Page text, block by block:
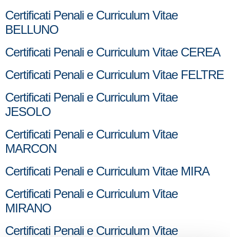
Certificati Penali e Curriculum Vitae
BELLUNO
Certificati Penali e Curriculum Vitae CEREA
Certificati Penali e Curriculum Vitae FELTRE
Certificati Penali e Curriculum Vitae
JESOLO
Certificati Penali e Curriculum Vitae
MARCON
Certificati Penali e Curriculum Vitae MIRA
Certificati Penali e Curriculum Vitae
MIRANO
Certificati Penali e Curriculum Vitae